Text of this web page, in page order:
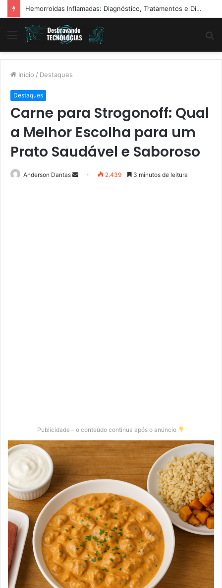
Hemorroidas Inflamadas: Diagnóstico, Tratamentos e Dicas Reais de Especialistas
Menu
Início / Destaques
Destaques
Carne para Strogonoff: Qual
a Melhor Escolha para um
Prato Saudável e Saboroso
Anderson Dantas
Mande
2.439 3 minutos de leitura
Publicidade – o conteúdo continua após o anúncio